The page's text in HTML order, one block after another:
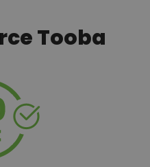
50,00 zł
Tooba